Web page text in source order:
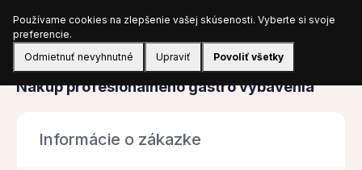
Prihlásiť sa
Obstarávanie
Nákup profesionálneho gastro vybavenia
Informácie o zákazke
Používame cookies na zlepšenie vašej skúsenosti. Vyberte si svoje
preferencie.
Odmietnuť nevyhnutné
Upraviť Povoliť všetky